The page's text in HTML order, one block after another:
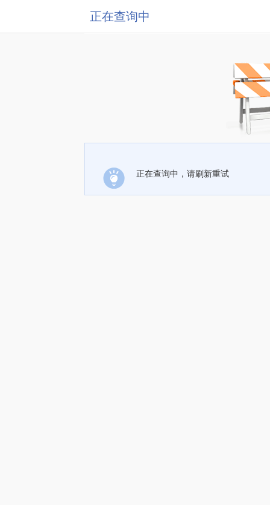
正在查询中
正在查询中，请刷新重试